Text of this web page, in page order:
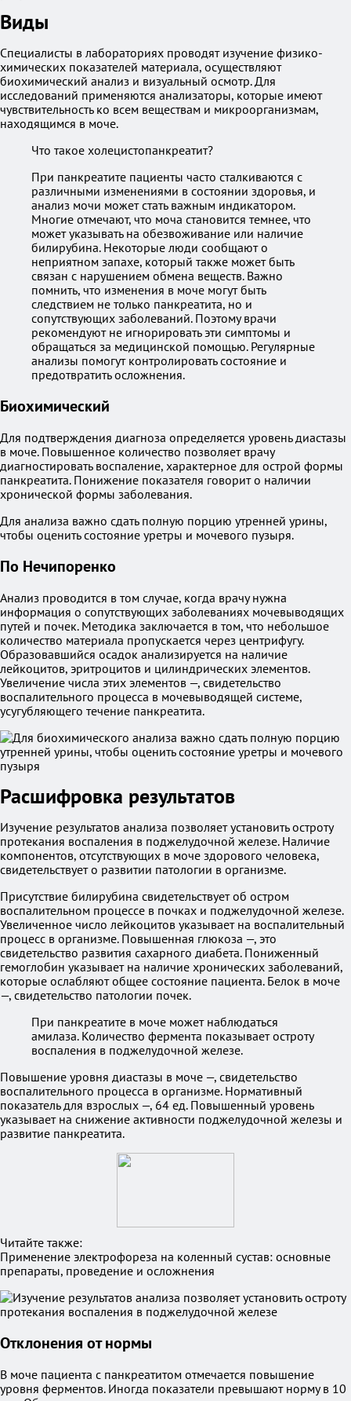
Виды
Специалисты в лабораториях проводят изучение физико-
химических показателей материала, осуществляют
биохимический анализ и визуальный осмотр. Для
исследований применяются анализаторы, которые имеют
чувствительность ко всем веществам и микроорганизмам,
находящимся в моче.
Что такое холецистопанкреатит?
При панкреатите пациенты часто сталкиваются с
различными изменениями в состоянии здоровья, и
анализ мочи может стать важным индикатором.
Многие отмечают, что моча становится темнее, что
может указывать на обезвоживание или наличие
билирубина. Некоторые люди сообщают о
неприятном запахе, который также может быть
связан с нарушением обмена веществ. Важно
помнить, что изменения в моче могут быть
следствием не только панкреатита, но и
сопутствующих заболеваний. Поэтому врачи
рекомендуют не игнорировать эти симптомы и
обращаться за медицинской помощью. Регулярные
анализы помогут контролировать состояние и
предотвратить осложнения.
Биохимический
Для подтверждения диагноза определяется уровень диастазы
в моче. Повышенное количество позволяет врачу
диагностировать воспаление, характерное для острой формы
панкреатита. Понижение показателя говорит о наличии
хронической формы заболевания.
Для анализа важно сдать полную порцию утренней урины,
чтобы оценить состояние уретры и мочевого пузыря.
По Нечипоренко
Анализ проводится в том случае, когда врачу нужна
информация о сопутствующих заболеваниях мочевыводящих
путей и почек. Методика заключается в том, что небольшое
количество материала пропускается через центрифугу.
Образовавшийся осадок анализируется на наличие
лейкоцитов, эритроцитов и цилиндрических элементов.
Увеличение числа этих элементов —, свидетельство
воспалительного процесса в мочевыводящей системе,
усугубляющего течение панкреатита.
Расшифровка результатов
Изучение результатов анализа позволяет установить остроту
протекания воспаления в поджелудочной железе. Наличие
компонентов, отсутствующих в моче здорового человека,
свидетельствует о развитии патологии в организме.
Присутствие билирубина свидетельствует об остром
воспалительном процессе в почках и поджелудочной железе.
Увеличенное число лейкоцитов указывает на воспалительный
процесс в организме. Повышенная глюкоза —, это
свидетельство развития сахарного диабета. Пониженный
гемоглобин указывает на наличие хронических заболеваний,
которые ослабляют общее состояние пациента. Белок в моче
—, свидетельство патологии почек.
При панкреатите в моче может наблюдаться
амилаза. Количество фермента показывает остроту
воспаления в поджелудочной железе.
Повышение уровня диастазы в моче —, свидетельство
воспалительного процесса в организме. Нормативный
показатель для взрослых —, 64 ед. Повышенный уровень
указывает на снижение активности поджелудочной железы и
развитие панкреатита.
Читайте также:
Применение электрофореза на коленный сустав: основные
препараты, проведение и осложнения
Отклонения от нормы
В моче пациента с панкреатитом отмечается повышение
уровня ферментов. Иногда показатели превышают норму в 10